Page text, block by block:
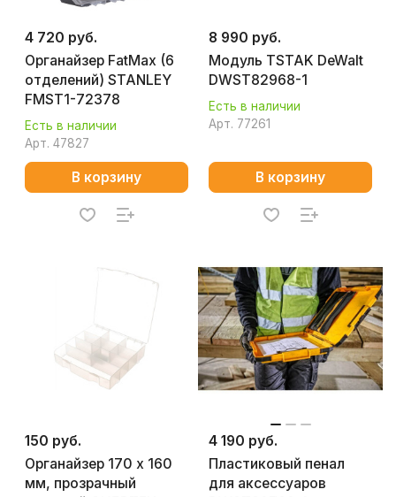
4 720 руб.
Органайзер FatMax (6
отделений) STANLEY
FMST1-72378
Есть в наличии
Арт. 47827
В корзину
8 990 руб.
Модуль TSTAK DeWalt
DWST82968-1
Есть в наличии
Арт. 77261
В корзину
150 руб.
Органайзер 170 х 160
мм, прозрачный
4 190 руб.
Пластиковый пенал
для аксессуаров